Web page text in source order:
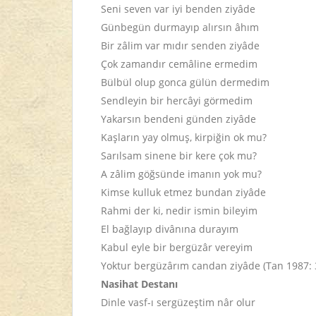
Seni seven var iyi benden ziyâde
Günbegün durmayıp alırsın âhım
Bir zâlim var mıdır senden ziyâde
Çok zamandır cemâline ermedim
Bülbül olup gonca gülün dermedim
Sendleyin bir hercâyi görmedim
Yakarsın bendeni günden ziyâde
Kaşların yay olmuş, kirpiğin ok mu?
Sarılsam sinene bir kere çok mu?
A zâlim göğsünde imanın yok mu?
Kimse kulluk etmez bundan ziyâde
Rahmi der ki, nedir ismin bileyim
El bağlayıp divânına durayım
Kabul eyle bir bergüzâr vereyim
Yoktur bergüzârım candan ziyâde (Tan 1987:
Nasihat Destanı
Dinle vasf-ı sergüzeştim nâr olur